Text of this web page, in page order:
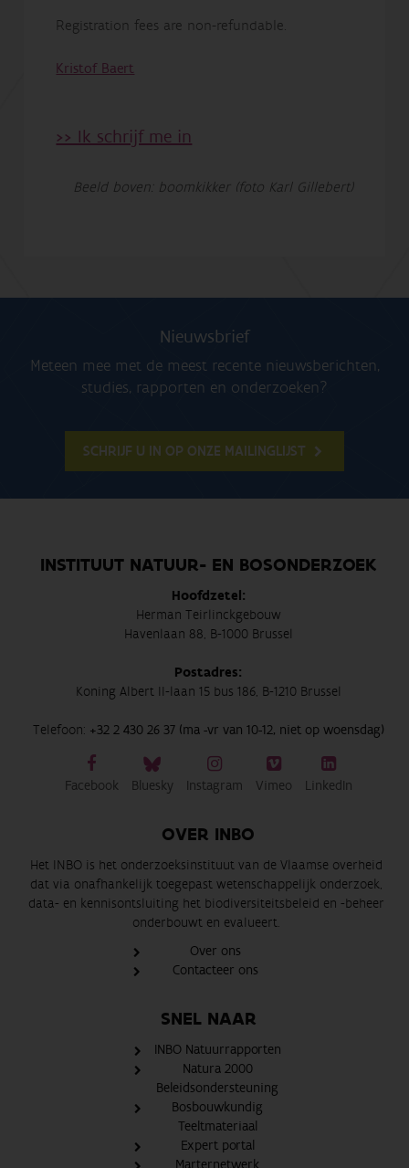
Registration fees are non-refundable.
Kristof Baert
>> Ik schrijf me in
Beeld boven: boomkikker (foto Karl Gillebert)
Nieuwsbrief
Meteen mee met de meest recente nieuwsberichten,
studies, rapporten en onderzoeken?
SCHRIJF U IN OP ONZE MAILINGLIJST
INSTITUUT NATUUR- EN BOSONDERZOEK
Hoofdzetel:
Herman Teirlinckgebouw
Havenlaan 88, B-1000 Brussel
Postadres:
Koning Albert II-laan 15 bus 186, B-1210 Brussel
Telefoon: +32 2 430 26 37 (ma -vr van 10-12, niet op woensdag)
Facebook Bluesky Instagram Vimeo LinkedIn
OVER INBO
Het INBO is het onderzoeksinstituut van de Vlaamse overheid
dat via onafhankelijk toegepast wetenschappelijk onderzoek,
data- en kennisontsluiting het biodiversiteitsbeleid en -beheer
onderbouwt en evalueert.
Over ons
Contacteer ons
SNEL NAAR
INBO Natuurrapporten
Natura 2000
Beleidsondersteuning
Bosbouwkundig
Teeltmateriaal
Expert portal